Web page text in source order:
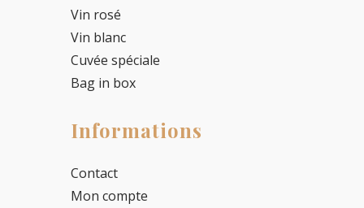
Vin rosé
Vin blanc
Cuvée spéciale
Bag in box
Informations
Contact
Mon compte